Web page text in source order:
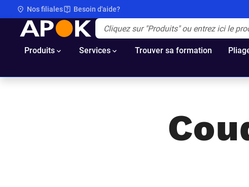
Nos filiales Besoin d'aide?
APOK
Produits Services Trouver sa formation